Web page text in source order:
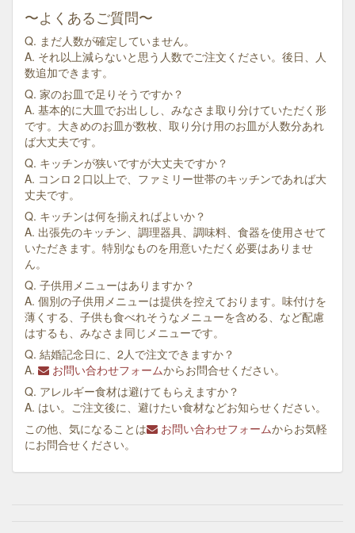
〜よくあるご質問〜
Q. まだ人数が確定していません。
A. それ以上減らないと思う人数でご注文ください。後日、人
数追加できます。
Q. 家のお皿で足りそうですか？
A. 基本的に大皿でお出しし、みなさま取り分けていただく形
です。大きめのお皿が数枚、取り分け用のお皿が人数分あれ
ば大丈夫です。
Q. キッチンが狭いですが大丈夫ですか？
A. コンロ２口以上で、ファミリー世帯のキッチンであれば大
丈夫です。
Q. キッチンは何を揃えればよいか？
A. 出張先のキッチン、調理器具、調味料、食器を使用させて
いただきます。特別なものを用意いただく必要はありませ
ん。
Q. 子供用メニューはありますか？
A. 個別の子供用メニューは提供を控えております。味付けを
薄くする、子供も食べれそうなメニューを含める、など配慮
はするも、みなさま同じメニューです。
Q. 結婚記念日に、2人で注文できますか？
A.
お問い合わせフォームからお問合せください。
Q. アレルギー食材は避けてもらえますか？
A. はい。ご注文後に、避けたい食材などお知らせください。
この他、気になることは
お問い合わせフォームからお気軽
にお問合せください。